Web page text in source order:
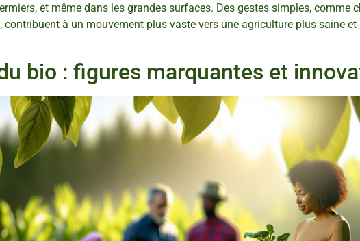
et même dans les grandes surfaces. Des gestes simples, comme
à un mouvement plus vaste vers une agriculture plus saine et
bio : figures marquantes et